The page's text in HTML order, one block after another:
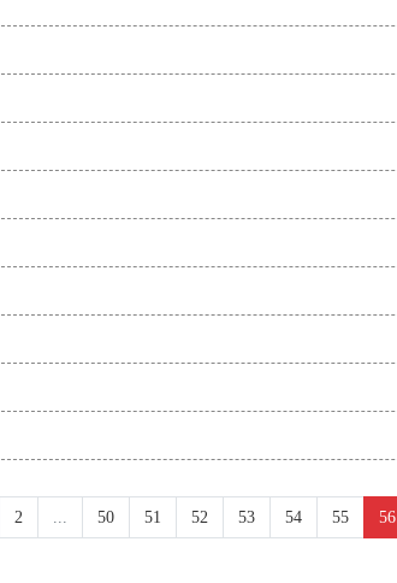
2 ... 50 51 52 53 54 55 56